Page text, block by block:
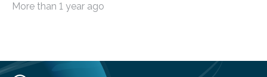
innovative DatenverarbeitungDie Agentur für
Entwicklung von Technologien zur gezielten
More than 1 year ago